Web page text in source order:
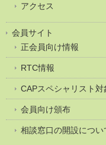
アクセス
会員サイト
正会員向け情報
RTC情報
CAPスペシャリスト対
会員向け頒布
相談窓口の開設につい